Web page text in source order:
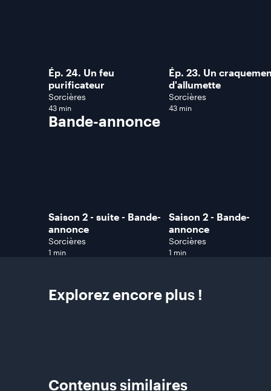
Ép. 24. Un feu
purificateur
Sorcières
43 min
Ép. 23. Un
d'allumette
Sorcières
43 min
Bande-annonce
Saison 2 - suite - Bande-
annonce
Sorcières
1 min
Saison 2 - Bande-
annonce
Sorcières
1 min
Explorez encore plus !
Contenussimilaires